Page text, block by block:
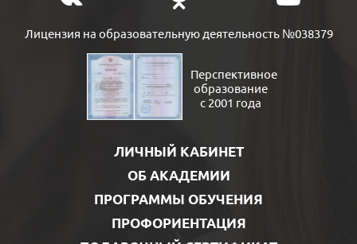
Лицензия на образовательную деятельность №038379
Перспективное
образование
с 2001 года
ЛИЧНЫЙ КАБИНЕТ
ОБ АКАДЕМИИ
ПРОГРАММЫ ОБУЧЕНИЯ
ПРОФОРИЕНТАЦИЯ